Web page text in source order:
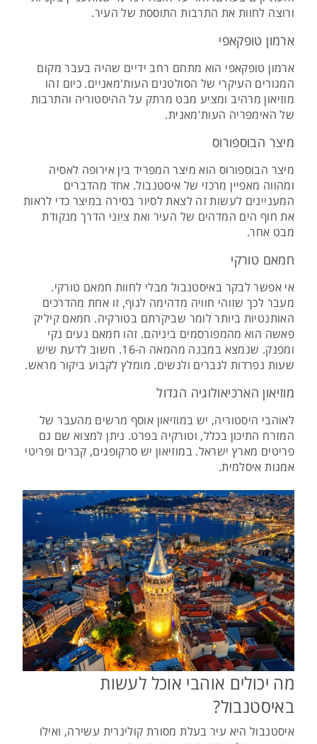
ורוצה לחוות את התרבות התוססת של העיר.
ארמון טופקאפי
ארמון טופקאפי הוא מתחם רחב ידיים שהיה בעבר מקום
המגורים העיקרי של הסולטנים העות'מאניים. כיום זהו
מוזיאון מרהיב ומציע מבט מרתק על ההיסטוריה והתרבות
של האימפריה העות'מאנית.
מיצר הבוספורוס
מיצר הבוספורוס הוא מיצר המפריד בין אירופה לאסיה
ומהווה מאפיין מרכזי של איסטנבול. אחד מהדברים
המעניינים לעשות זה לצאת לסיור בסירה במיצר כדי לראות
את חוף הים המדהים של העיר ואת ציוני הדרך מנקודת
מבט אחר.
חמאם טורקי
אי אפשר לבקר באיסטנבול מבלי לחוות חמאם טורקי.
מעבר לכך שזוהי חוויה מדהימה לגוף, זו אחת מהדרכים
האותנטיות ביותר לומר שביקרתם בטורקיה. חמאם קיליק
פאשה הוא מהמפורסמים ביניהם. זהו חמאם נעים נקי
ומפנק. שנמצא במבנה מהמאה ה-16. חשוב לדעת שיש
שעות נפרדות לגברים ולנשים. מומלץ לקבוע ביקור מראש.
מוזיאון הארכיאולוגיה הגדול
לאוהבי היסטוריה, יש במוזיאון אוסף מרשים מהעבר של
המזרח התיכון בכלל, וטורקיה בפרט. ניתן למצוא שם גם
פריטים מארץ ישראל. במוזיאון יש סרקופגים, קברים ופריטי
אמנות איסלמית.
מה יכולים אוהבי אוכל לעשות
באיסטנבול?
איסטנבול היא עיר בעלת מסורת קולינרית עשירה, ואילו